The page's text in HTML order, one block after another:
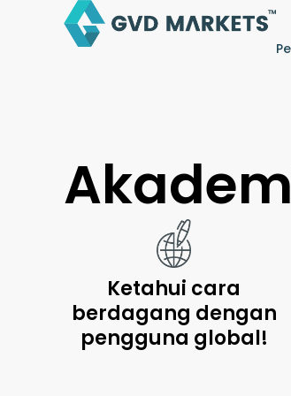
Ketahui cara
berdagang dengan
pengguna global!